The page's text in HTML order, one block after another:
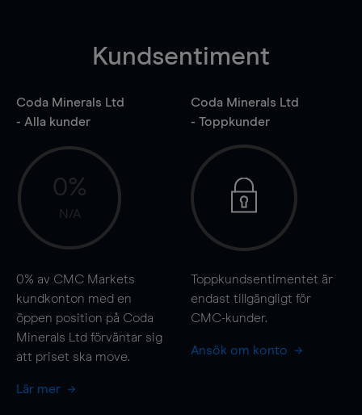
Kundsentiment
Coda Minerals Ltd
- Alla kunder
0%
N/A
0% av CMC Markets
kundkonton med en
öppen position på Coda
Minerals Ltd förväntar sig
att priset ska move.
Lär mer
Coda Minerals Ltd
- Toppkunder
Toppkundsentimentet är
endast tillgängligt för
CMC-kunder.
Ansök om konto